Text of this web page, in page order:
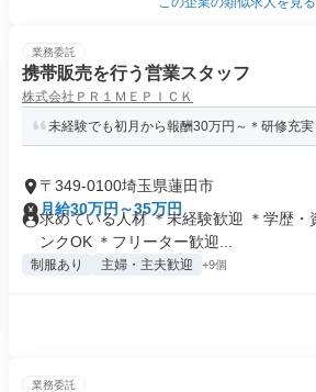
業務委託
携帯販売を行う営業スタッフ
株式会社ＰＲ１ＭＥＰＩＣＫ
未経験でも初月から報酬30万円～＊研修充
〒349-0100埼玉県蓮田市
月給30万円～35万円
求めている人材 ＊未経験歓迎 ＊学歴・
ンクOK ＊フリーター歓迎...
制服あり 主婦・主夫歓迎 +9個
業務委託